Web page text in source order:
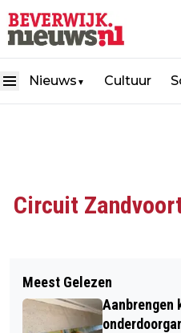
Nieuws ▼ Cultuur
Circuit
Meest Gelezen
Aanbrengen